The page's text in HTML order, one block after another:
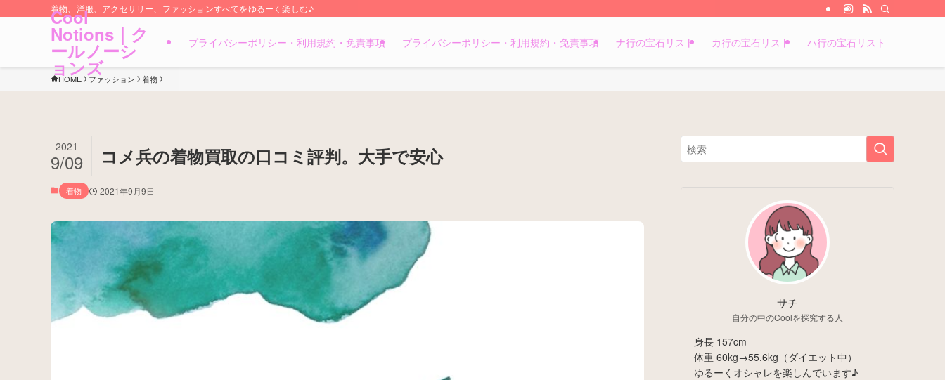
着物、洋服、アクセサリー、ファッションすべてをゆるーく楽しむ♪
Cool
Notions｜ク
ールノーシ
ョンズ
プライバシーポリシー・利用規約・免責事項 プライバシーポリシー・利用規約・免責事項 ナ行の宝石リスト カ行の宝石リスト ハ行の宝石リスト
HOME ファッション 着物
コメ兵の着物買取の口コミ評判。大手で安心
2021
9/09
着物 2021年9月9日
サチ
自分の中のCoolを探究する人
身長 157cm
体重 60kg→55.6kg（ダイエット中）
ゆるーくオシャレを楽しんでいます♪